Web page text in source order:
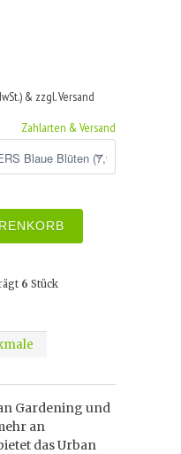
& zzgl. Versand
Zahlarten & Versand
6 Stück
Gardening und
an
das Urban